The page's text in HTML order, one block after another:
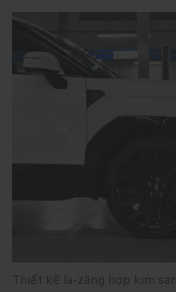
Thiết kế la-zăng hợp kim